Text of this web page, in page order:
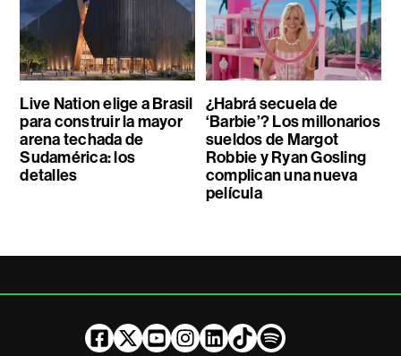
Live Nation elige a Brasil
para construir la mayor
arena techada de
Sudamérica: los
detalles
¿Habrá secuela de
‘Barbie’? Los millonarios
sueldos de Margot
Robbie y Ryan Gosling
complican una nueva
película